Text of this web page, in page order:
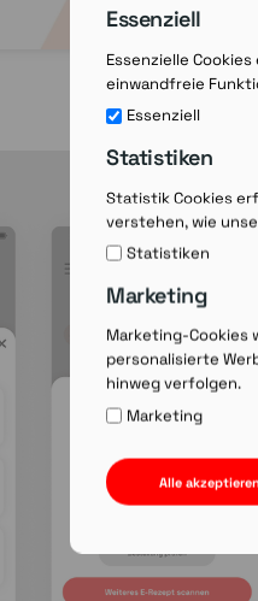
Essenziell
Essenzielle
einwandfreie
Essenziell
Statistiken
Statistik Cookies
verstehen, wie
Statistiken
Marketing
Marketing-Cookies
personalisierte
hinweg verfolgen.
Marketing
Alle akzeptieren